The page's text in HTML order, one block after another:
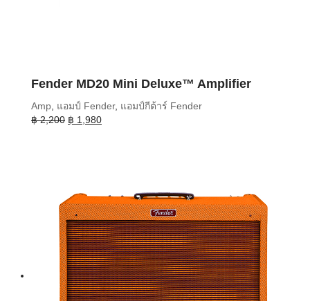
Fender MD20 Mini Deluxe™ Amplifier
Amp, แอมป์ Fender, แอมป์กีต้าร์ Fender
฿2,200 Original
฿ 1,980Current